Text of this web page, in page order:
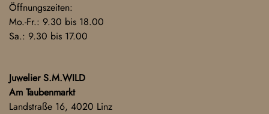
Öffnungszeiten:
Mo.-Fr.: 9.30 bis 18.00
Sa.: 9.30 bis 17.00
Juwelier S.M.WILD
Am Taubenmarkt
Landstraße 16, 4020 Linz